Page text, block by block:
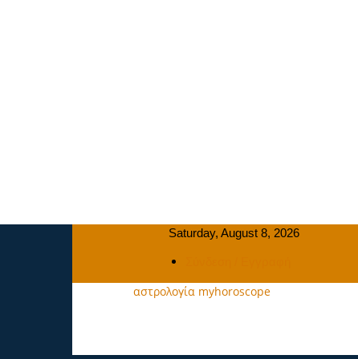
Saturday, August 8, 2026
αστρολογία myhoroscope